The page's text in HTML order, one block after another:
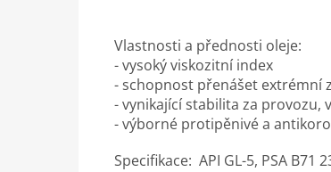
Vlastnosti a přednosti oleje:
- vysoký viskozitní index
- schopnost přenášet extrémní
- vynikající stabilita za provozu,
- výborné protipěnivé a
Specifikace: API GL-5, PSA B71